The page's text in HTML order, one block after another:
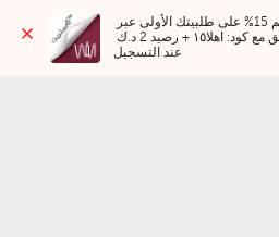
عند التسجيل